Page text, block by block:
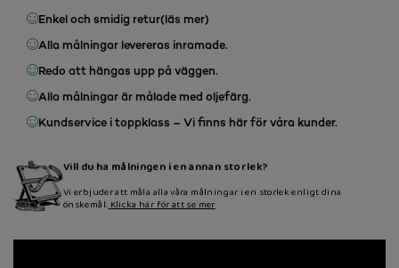
Enkel och smidig retur(läs mer)
Alla målningar levereras inramade.
Redo att hängas upp på väggen.
Alla målningar är målade med oljefärg.
Kundservice i toppklass – Vi finns här för våra kunder.
Vill du ha målningen i en annan storlek?
Vi erbjuder att måla alla våra målningar i en storlek enligt dina
önskemål. Klicka här för att se mer